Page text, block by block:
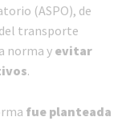
(ASPO), de
transporte
norma y evitar
.
fue planteada